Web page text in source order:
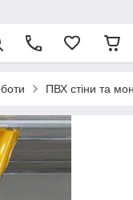
ПВХ стіни та